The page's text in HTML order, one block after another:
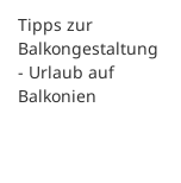
Tipps zur
Balkongestaltung
- Urlaub auf
Balkonien